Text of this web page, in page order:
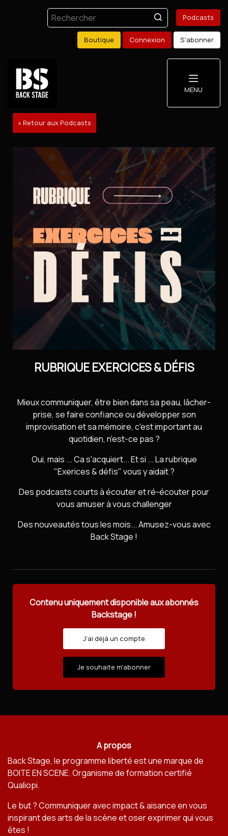
Podcasts
Mon compte
S'abonner
Contact
Installer l’application
Newsletter
Podcasts
Boutique Connexion S'abonner
MENU
« Retour aux Podcasts
RUBRIQUE EXERCICES & DÉFIS
Mieux communiquer, être bien dans sa peau, lâcher-
prise, se faire confiance ou développer son
improvisation et sa mémoire, c'est important au
quotidien, n'est-ce pas ?
Oui, mais ... Ca s'acquiert... Et si ... La rubrique
"Exerices & défis" vous y aidait ?
Des podcasts courts à écouter et ré-écouter pour
vous amuser à vous challenger
Des nouveautés tous les mois... Amusez-vous avec
Back Stage !
Contenu uniquement disponible aux abonnés
Backstage !
J'ai déjà un compte
Je souhaite m'abonner
A propos
Back Stage, le programme liberté est une marque de
BOITE EN SCENE. Organisme de formation certifié
Qualiopi.
Le but ? Communiquer avec impact & aisance en vous
inspirant des arts de la scène et oser exprimer qui vous
êtes !